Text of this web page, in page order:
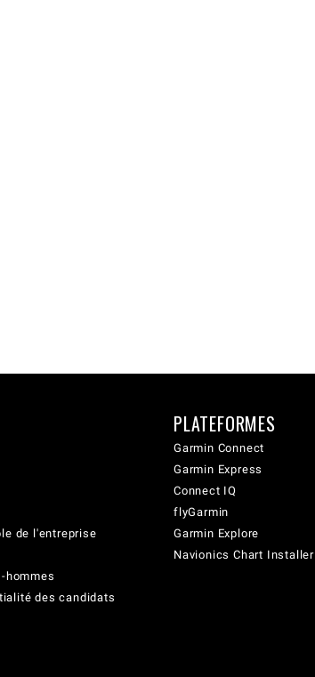
de l'entreprise
hommes
des candidats
PLATEFORMES
Garmin Connect
Garmin Express
Connect IQ
flyGarmin
Garmin Explore
Navionics Chart Installer